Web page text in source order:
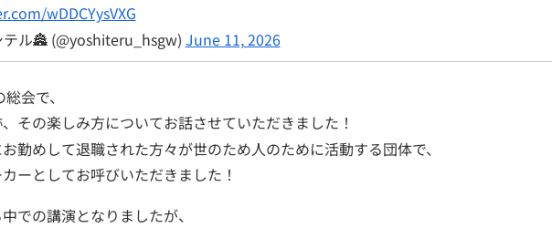
wDDCYysVXG
ル🏯 (@yoshiteru_hsgw) June 11, 2026
会で、
その楽しみ方についてお話させていただきました！
勤めして退職された方々が世のため人のために活動する団体で、
ーとしてお呼びいただきました！
での講演となりましたが、